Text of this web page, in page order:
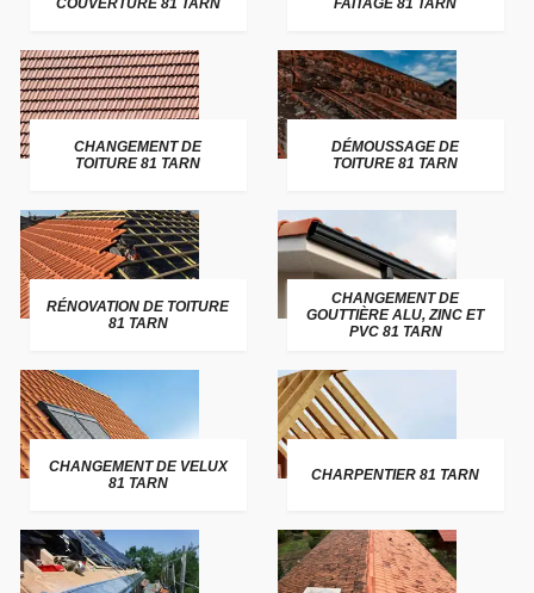
COUVERTURE 81 TARN
FAITAGE 81 TARN
CHANGEMENT DE
TOITURE 81 TARN
DÉMOUSSAGE DE
TOITURE 81 TARN
RÉNOVATION DE TOITURE
81 TARN
CHANGEMENT DE
GOUTTIÈRE ALU, ZINC ET
PVC 81 TARN
CHANGEMENT DE VELUX
81 TARN
CHARPENTIER 81 TARN